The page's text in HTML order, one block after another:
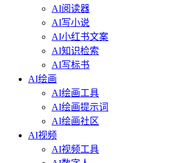
AI阅读器
AI写小说
AI小红书文案
AI知识检索
AI写标书
AI绘画
AI绘画工具
AI绘画提示词
AI绘画社区
AI视频
AI视频工具